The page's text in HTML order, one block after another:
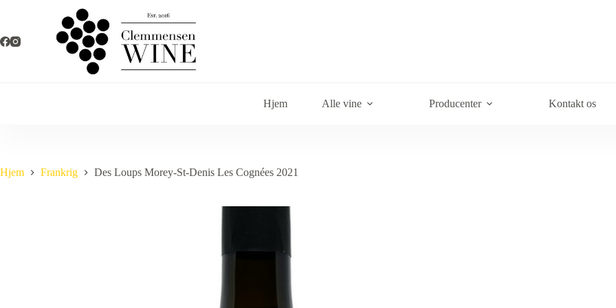
Hjem Alle vine Producenter Kontakt os
Hjem Frankrig Des Loups Morey-St-Denis Les Cognées 2021